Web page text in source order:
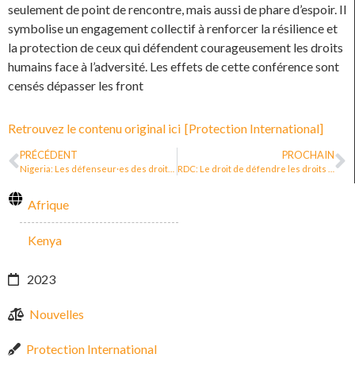
seulement de point de rencontre, mais aussi de phare d’espoir. Il
symbolise un engagement collectif à renforcer la résilience et
la protection de ceux qui défendent courageusement les droits
humains face à l’adversité. Les effets de cette conférence sont
censés dépasser les front
Retrouvez le contenu original ici [Protection International]
PRÉCÉDENT PROCHAIN
Afrique
Kenya
2023
Nouvelles
Protection International